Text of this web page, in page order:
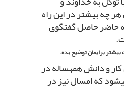
چه بیشتر در این راه
حاضر حاصل گفتگوى
بیشتر برایمان توضیح بده.
کار و دانش همه‏ساله در
که امسال نیز در